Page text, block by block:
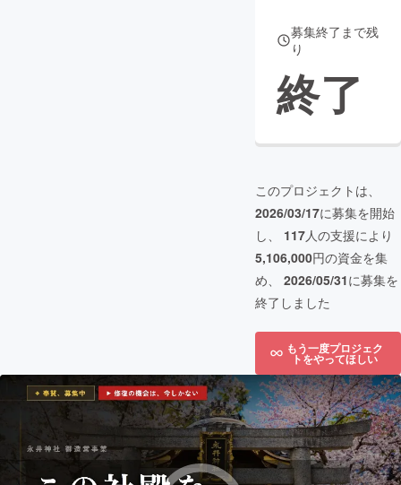
募集終了まで残
り
終了
このプロジェクトは、
2026/03/17に募集を開始
し、 117人の支援により
5,106,000円の資金を集
め、 2026/05/31に募集を
終了しました
もう一度プロジェク
トをやってほしい